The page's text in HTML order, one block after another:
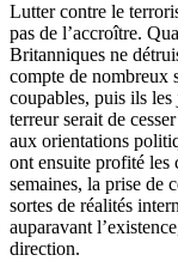
Lutter contre le
pas de l’accroître.
Britanniques ne
compte de nombreux
coupables, puis ils
terreur serait de
aux orientations
ont ensuite profité les
semaines, la prise de
sortes de réalités
auparavant
direction.